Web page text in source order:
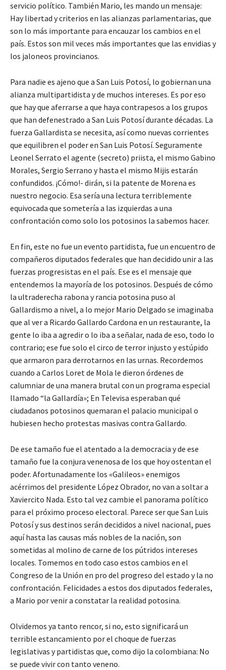
servicio político. También Mario, les mando un mensaje:
Hay libertad y criterios en las alianzas parlamentarias, que
son lo más importante para encauzar los cambios en el
país. Estos son mil veces más importantes que las envidias y
los jaloneos provincianos.
Para nadie es ajeno que a San Luis Potosí, lo gobiernan una
alianza multipartidista y de muchos intereses. Es por eso
que hay que aferrarse a que haya contrapesos a los grupos
que han defenestrado a San Luis Potosí durante décadas. La
fuerza Gallardista se necesita, así como nuevas corrientes
que equilibren el poder en San Luis Potosí. Seguramente
Leonel Serrato el agente (secreto) priista, el mismo Gabino
Morales, Sergio Serrano y hasta el mismo Mijis estarán
confundidos. ¡Cómo!- dirán, si la patente de Morena es
nuestro negocio. Esa sería una lectura terriblemente
equivocada que sometería a las izquierdas a una
confrontación como solo los potosinos la sabemos hacer.
En fin, este no fue un evento partidista, fue un encuentro de
compañeros diputados federales que han decidido unir a las
fuerzas progresistas en el país. Ese es el mensaje que
entendemos la mayoría de los potosinos. Después de cómo
la ultraderecha rabona y rancia potosina puso al
Gallardismo a nivel, a lo mejor Mario Delgado se imaginaba
que al ver a Ricardo Gallardo Cardona en un restaurante, la
gente lo iba a agredir o lo iba a señalar, nada de eso, todo lo
contrario; ese fue solo el circo de terror injusto y estúpido
que armaron para derrotarnos en las urnas. Recordemos
cuando a Carlos Loret de Mola le dieron órdenes de
calumniar de una manera brutal con un programa especial
llamado “la Gallardía»; En Televisa esperaban qué
ciudadanos potosinos quemaran el palacio municipal o
hubiesen hecho protestas masivas contra Gallardo.
De ese tamaño fue el atentado a la democracia y de ese
tamaño fue la conjura venenosa de los que hoy ostentan el
poder. Afortunadamente los «Galileos» enemigos
acérrimos del presidente López Obrador, no van a soltar a
Xaviercito Nada. Esto tal vez cambie el panorama político
para el próximo proceso electoral. Parece ser que San Luis
Potosí y sus destinos serán decididos a nivel nacional, pues
aquí hasta las causas más nobles de la nación, son
sometidas al molino de carne de los pútridos intereses
locales. Tomemos en todo caso estos cambios en el
Congreso de la Unión en pro del progreso del estado y la no
confrontación. Felicidades a estos dos diputados federales,
a Mario por venir a constatar la realidad potosina.
Olvidemos ya tanto rencor, si no, esto significará un
terrible estancamiento por el choque de fuerzas
legislativas y partidistas que, como dijo la colombiana: No
se puede vivir con tanto veneno.